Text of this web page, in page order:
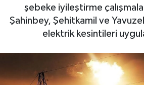
şebeke iyileştirme
Şahinbey, Şehitkamil ve
elektrik kesintileri